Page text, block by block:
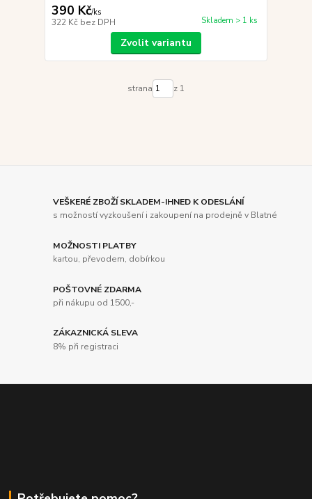
390 Kč/ks
322 Kč bez DPH Skladem > 1 ks
Zvolit variantu
strana z 1
VEŠKERÉ ZBOŽÍ SKLADEM-IHNED K ODESLÁNÍ
s možností vyzkoušení i zakoupení na prodejně v Blatné
MOŽNOSTI PLATBY
kartou, převodem, dobírkou
POŠTOVNÉ ZDARMA
při nákupu od 1500,-
ZÁKAZNICKÁ SLEVA
8% při registraci